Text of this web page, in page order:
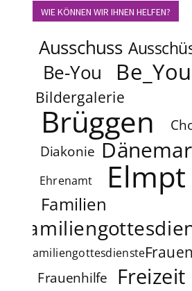
WIE KÖNNEN WIR IHNEN HELFEN?
Ausschuss
Be-You Be_You
Bildergalerie
Brüggen
Diakonie
Ehrenamt Elmpt
Familien
familiengottesdiensteFrauen
Frauenhilfe Freizeit